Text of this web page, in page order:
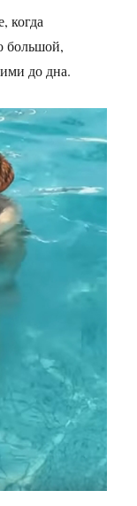
когда
большой,
до дна.